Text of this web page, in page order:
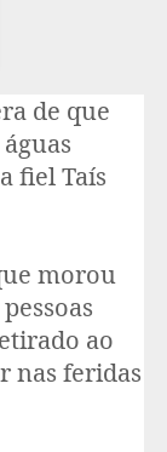
de que
fiel Taís
morou
ao
nas feridas